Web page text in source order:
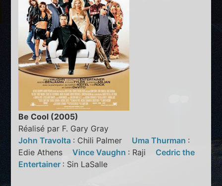
Be Cool (2005)
Réalisé par F. Gary Gray
John Travolta : Chili Palmer Uma Thurman :
Edie AthensVince Vaughn : Raji Cedric the
Entertainer : Sin LaSalle